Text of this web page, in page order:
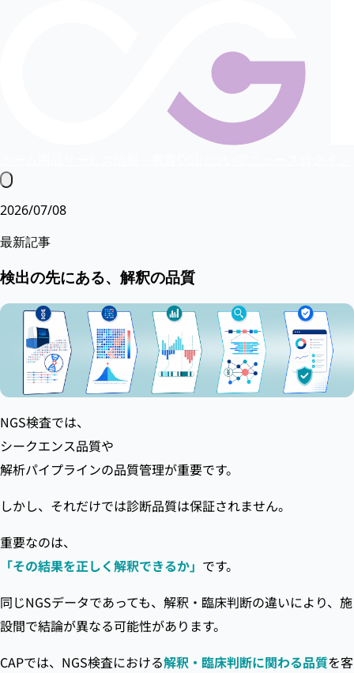
2026/07/08
最新記事
検出の先にある、解釈の品質
NGS検査では、
シークエンス品質や
解析パイプラインの品質管理が重要です。
しかし、それだけでは診断品質は保証されません。
重要なのは、
「その結果を正しく解釈できるか」 です。
同じNGSデータであっても、解釈・臨床判断の違いにより、施
設間で結論が異なる可能性があります。
CAPでは、NGS検査における解釈・臨床判断に関わる品質を客